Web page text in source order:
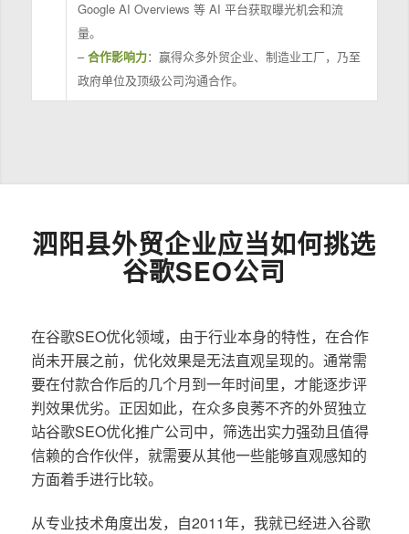
Google AI Overviews 等 AI 平台获取曝光机会和流
量。
–合作影响力：赢得众多外贸企业、制造业工厂，乃至
政府单位及顶级公司沟通合作。
泗阳县外贸企业应当如何挑选
谷歌SEO公司
在谷歌SEO优化领域，由于行业本身的特性，在合作
尚未开展之前，优化效果是无法直观呈现的。通常需
要在付款合作后的几个月到一年时间里，才能逐步评
判效果优劣。正因如此，在众多良莠不齐的外贸独立
站谷歌SEO优化推广公司中，筛选出实力强劲且值得
信赖的合作伙伴，就需要从其他一些能够直观感知的
方面着手进行比较。
从专业技术角度出发，自2011年，我就已经进入谷歌